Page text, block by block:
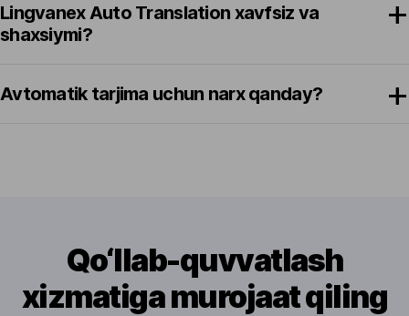
Lingvanex Auto Translation xavfsiz va
shaxsiymi?
Avtomatik tarjima uchun narx qanday?
Qo‘llab-quvvatlash
xizmatiga murojaat qiling